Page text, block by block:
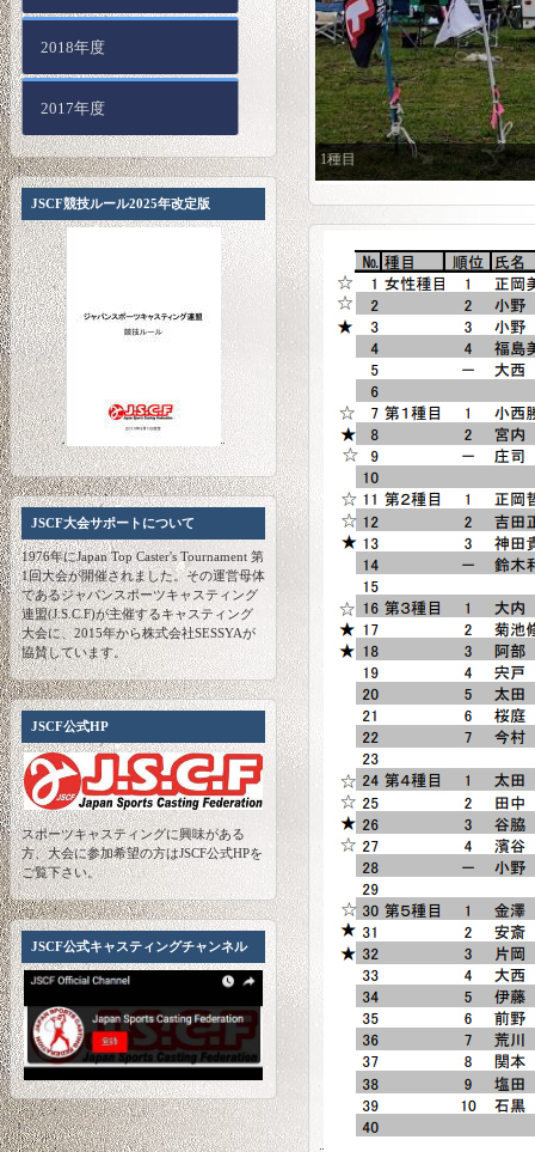
1種目
2018年度
2017年度
JSCF競技ルール2025年改定版
JSCF大会サポートについて
1976年にJapan Top Caster's Tournament 第
1回大会が開催されました。その運営母体
であるジャパンスポーツキャスティング
連盟(J.S.C.F)が主催するキャスティング
大会に、2015年から株式会社SESSYAが
協賛しています。
JSCF公式HP
スポーツキャスティングに興味がある
方、大会に参加希望の方はJSCF公式HPを
ご覧下さい。
JSCF公式キャスティングチャンネル